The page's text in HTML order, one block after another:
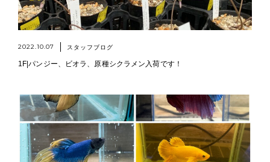
2022.10.07 スタッフブログ
1F|パンジー、ビオラ、原種シクラメン入荷です！